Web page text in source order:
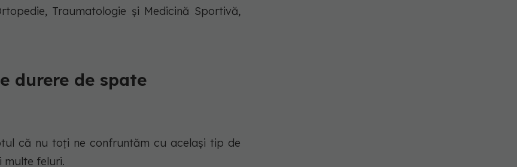
Traumatologie și Medicină Sportivă,
durere de spate
că nu toți ne confruntăm cu același tip de
multe feluri.